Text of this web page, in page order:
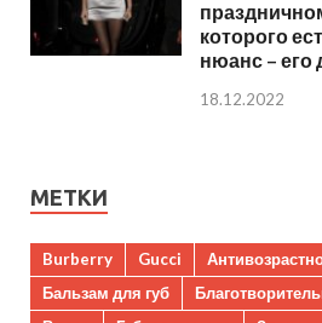
которого
нюанс – его
18.12.2022
МЕТКИ
Burberry Gucci
Бальзам для губ